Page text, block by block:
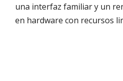
una interfaz familiar y un
en hardware con recursos